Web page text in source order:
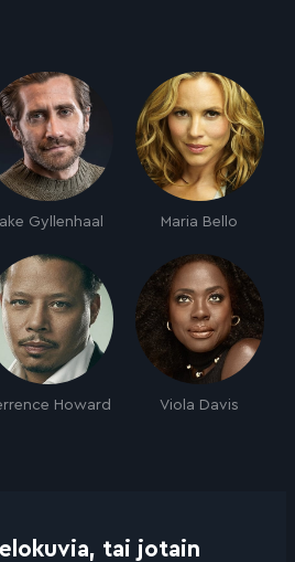
Gyllenhaal Maria Bello
Howard Viola Davis
tai jotain